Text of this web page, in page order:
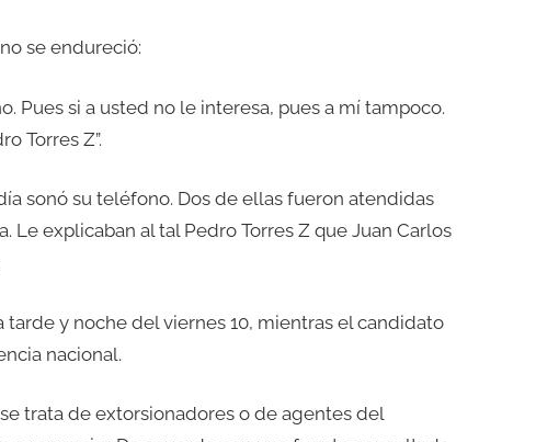
se endureció:
Pues si a usted no le interesa, pues a mí tampoco.
Torres Z”.
sonó su teléfono. Dos de ellas fueron atendidas
explicaban al tal Pedro Torres Z que Juan Carlos
y noche del viernes 10, mientras el candidato
nacional.
trata de extorsionadores o de agentes del